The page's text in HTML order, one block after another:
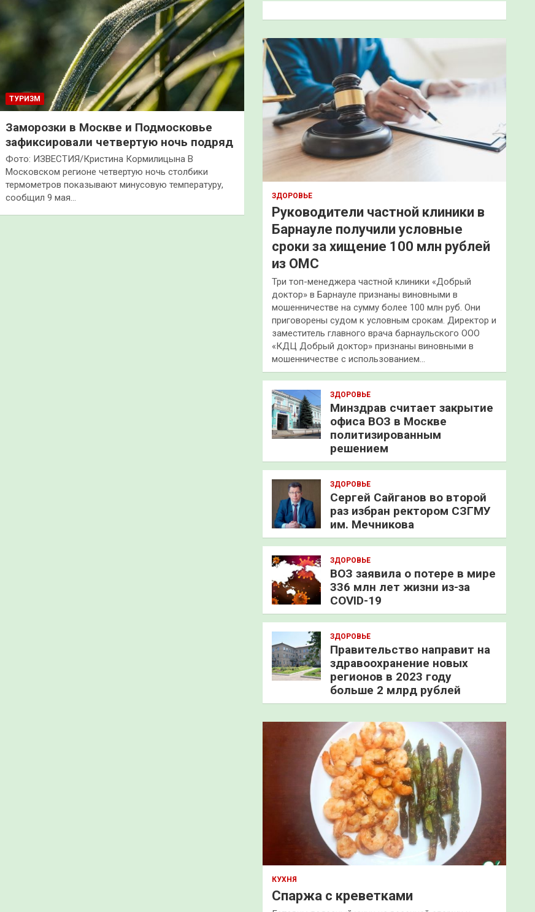
ТУРИЗМ
Заморозки в Москве и Подмосковье
зафиксировали четвертую ночь подряд
Фото: ИЗВЕСТИЯ/Кристина Кормилицына В
Московском регионе четвертую ночь столбики
термометров показывают минусовую температуру,
сообщил 9 мая…
к
ЗДОРОВЬЕ
Руководители частной клиники в
Барнауле получили условные
сроки за хищение 100 млн рублей
из ОМС
Три топ-менеджера частной клиники «Добрый
доктор» в Барнауле признаны виновными в
мошенничестве на сумму более 100 млн руб. Они
приговорены судом к условным срокам. Директор и
заместитель главного врача барнаульского ООО
«КДЦ Добрый доктор» признаны виновными в
мошенничестве с использованием…
ЗДОРОВЬЕ
Минздрав считает закрытие
офиса ВОЗ в Москве
политизированным
решением
ЗДОРОВЬЕ
Сергей Сайганов во второй
раз избран ректором СЗГМУ
им. Мечникова
ЗДОРОВЬЕ
ВОЗ заявила о потере в мире
336 млн лет жизни из-за
COVID-19
ЗДОРОВЬЕ
Правительство направит на
здравоохранение новых
регионов в 2023 году
больше 2 млрд рублей
КУХНЯ
Спаржа с креветками